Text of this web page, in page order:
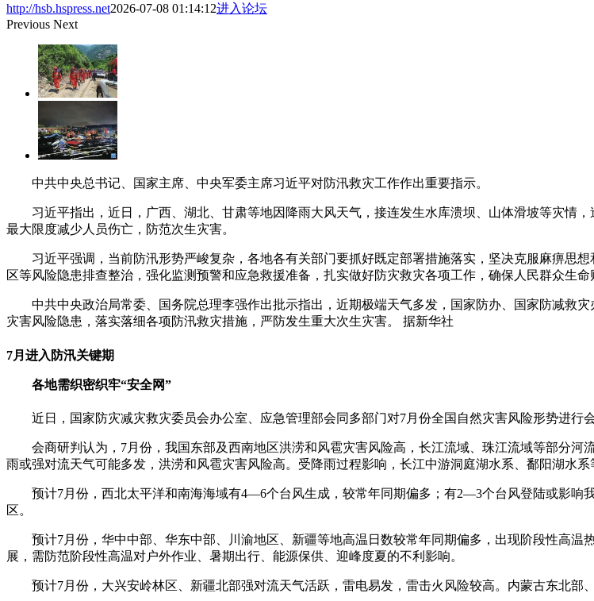
http://hsb.hspress.net2026-07-08 01:14:12进入论坛
Previous Next
中共中央总书记、国家主席、中央军委主席习近平对防汛救灾工作作出重要指示。
习近平指出，近日，广西、湖北、甘肃等地因降雨大风天气，接连发生水库溃坝、山体滑坡等灾情
最大限度减少人员伤亡，防范次生灾害。
习近平强调，当前防汛形势严峻复杂，各地各有关部门要抓好既定部署措施落实，坚决克服麻痹思
区等风险隐患排查整治，强化监测预警和应急救援准备，扎实做好防灾救灾各项工作，确保人民群众生命
中共中央政治局常委、国务院总理李强作出批示指出，近期极端天气多发，国家防办、国家防减救
灾害风险隐患，落实落细各项防汛救灾措施，严防发生重大次生灾害。 据新华社
7月进入防汛关键期
各地需织密织牢“安全网”
近日，国家防灾减灾救灾委员会办公室、应急管理部会同多部门对7月份全国自然灾害风险形势进行
会商研判认为，7月份，我国东部及西南地区洪涝和风雹灾害风险高，长江流域、珠江流域等部分
雨或强对流天气可能多发，洪涝和风雹灾害风险高。受降雨过程影响，长江中游洞庭湖水系、鄱阳湖水系
预计7月份，西北太平洋和南海海域有4—6个台风生成，较常年同期偏多；有2—3个台风登陆或影响
区。
预计7月份，华中中部、华东中部、川渝地区、新疆等地高温日数较常年同期偏多，出现阶段性高
展，需防范阶段性高温对户外作业、暑期出行、能源保供、迎峰度夏的不利影响。
预计7月份，大兴安岭林区、新疆北部强对流天气活跃，雷电易发，雷击火风险较高。内蒙古东北